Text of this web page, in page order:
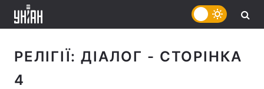
РЕЛІГІЇ: ДІАЛОГ - СТОРІНКА
4